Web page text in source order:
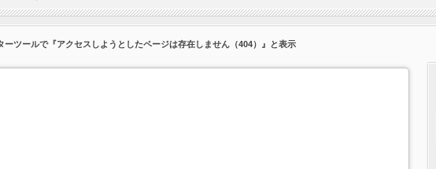
ーツールで『アクセスしようとしたページは存在しません（404）』と表示